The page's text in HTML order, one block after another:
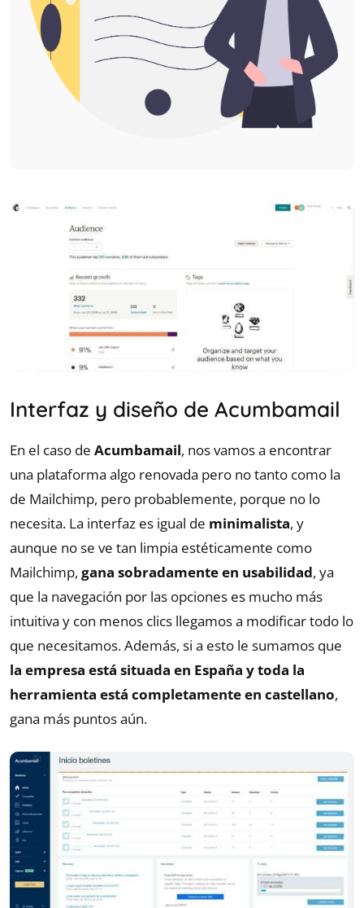
Interfaz y diseño de Acumbamail
En el caso de Acumbamail, nos vamos a encontrar
una plataforma algo renovada pero no tanto como la
de Mailchimp, pero probablemente, porque no lo
necesita. La interfaz es igual de minimalista, y
aunque no se ve tan limpia estéticamente como
Mailchimp, gana sobradamente en usabilidad, ya
que la navegación por las opciones es mucho más
intuitiva y con menos clics llegamos a modificar todo lo
que necesitamos. Además, si a esto le sumamos que
la empresa está situada en España y toda la
herramienta está completamente en castellano,
gana más puntos aún.